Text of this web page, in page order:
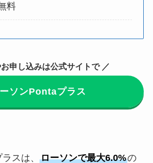
料
申し込みは公式サイトで ／
ソンPontaプラス
スは、 ローソンで最大6.0%の